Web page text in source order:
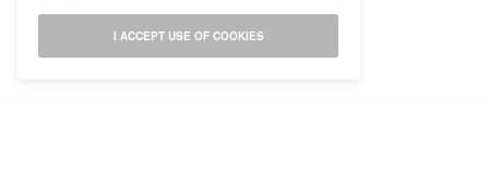
I ACCEPT USE OF COOKIES